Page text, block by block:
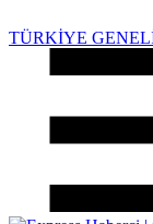
TÜRKİYE